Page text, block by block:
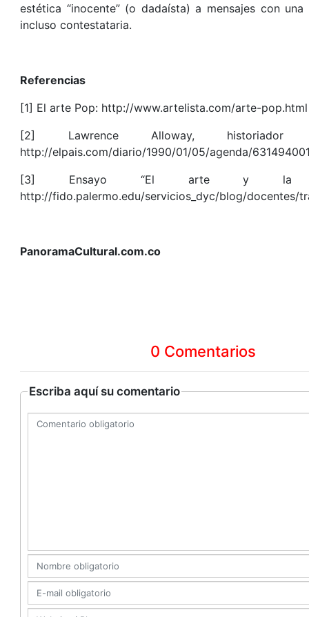
estética “inocente” (o dadaísta) a mensajes con
incluso contestataria.
Referencias
[1] El arte Pop: http://www.artelista.com/arte-pop.html
[2] Lawrence Alloway,
http://elpais.com/diario/1990/01/05/agenda/
[3] Ensayo “El arte y la
http://fido.palermo.edu/servicios_dyc/blog/docentes/
PanoramaCultural.com.co
0 Comentarios
Escriba aquí su comentario